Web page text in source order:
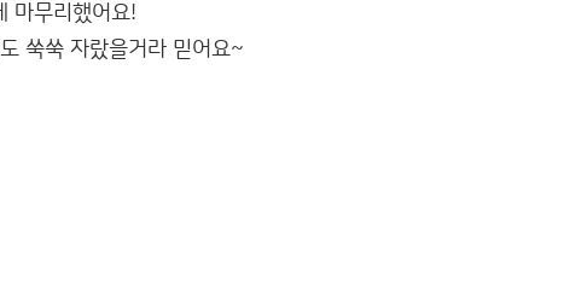
마무리했어요!
쑥쑥 자랐을거라 믿어요~